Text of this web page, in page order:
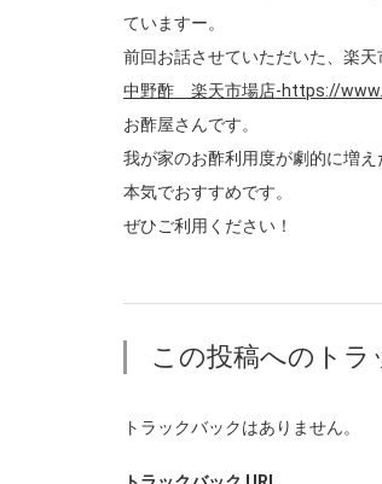
ていますー。
前回お話させていただいた、楽
中野酢 楽天市場店-https://
お酢屋さんです。
我が家のお酢利用度が劇的に増え
本気でおすすめです。
ぜひご利用ください！
この投稿へのトラ
トラックバックはありません。